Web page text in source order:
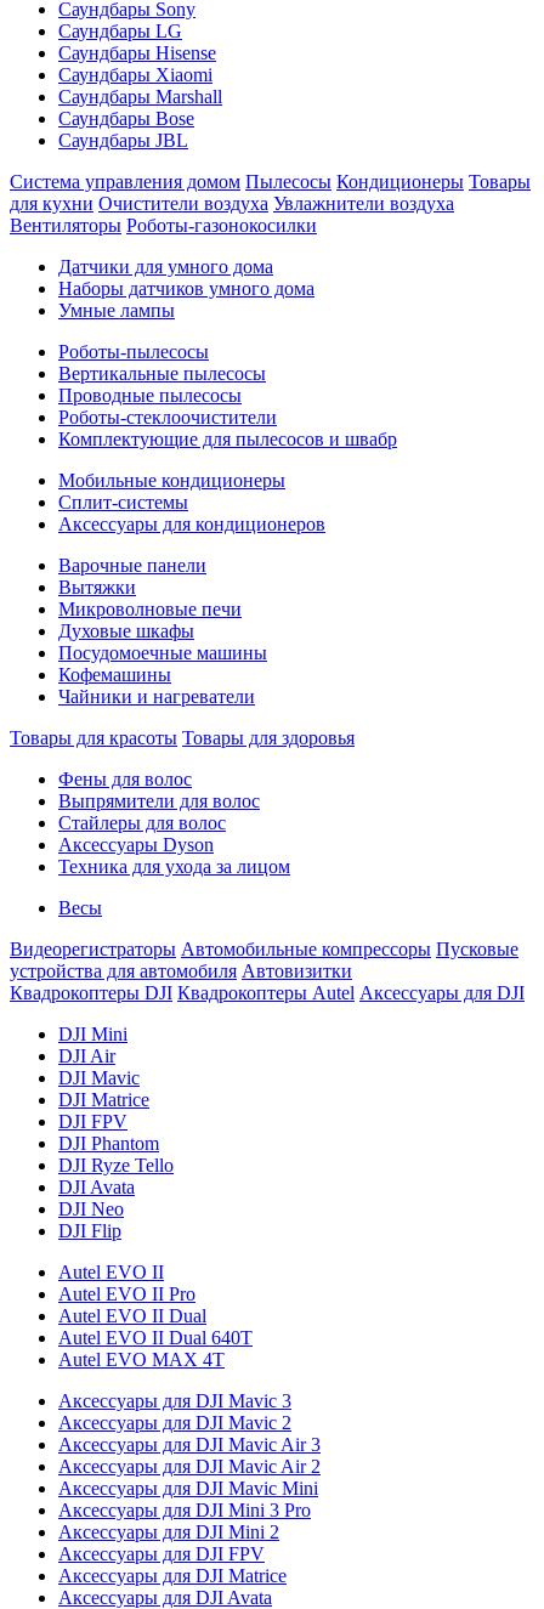
Саундбары Sony
Саундбары LG
Саундбары Hisense
Саундбары Xiaomi
Саундбары Marshall
Саундбары Bose
Саундбары JBL
Система управления домом Пылесосы Кондиционеры Товары
для кухни Очистители воздуха Увлажнители воздуха
Вентиляторы Роботы-газонокосилки
Датчики для умного дома
Наборы датчиков умного дома
Умные лампы
Роботы-пылесосы
Вертикальные пылесосы
Проводные пылесосы
Роботы-стеклоочистители
Комплектующие для пылесосов и швабр
Мобильные кондиционеры
Сплит-системы
Аксессуары для кондиционеров
Варочные панели
Вытяжки
Микроволновые печи
Духовые шкафы
Посудомоечные машины
Кофемашины
Чайники и нагреватели
Товары для красоты Товары для здоровья
Фены для волос
Выпрямители для волос
Стайлеры для волос
Аксессуары Dyson
Техника для ухода за лицом
Весы
Видеорегистраторы Автомобильные компрессоры Пусковые
устройства для автомобиля Автовизитки
Квадрокоптеры DJI Квадрокоптеры Autel Аксессуары для DJI
DJI Mini
DJI Air
DJI Mavic
DJI Matrice
DJI FPV
DJI Phantom
DJI Ryze Tello
DJI Avata
DJI Neo
DJI Flip
Autel EVO II
Autel EVO II Pro
Autel EVO II Dual
Autel EVO II Dual 640T
Autel EVO MAX 4T
Аксессуары для DJI Mavic 3
Аксессуары для DJI Mavic 2
Аксессуары для DJI Mavic Air 3
Аксессуары для DJI Mavic Air 2
Аксессуары для DJI Mavic Mini
Аксессуары для DJI Mini 3 Pro
Аксессуары для DJI Mini 2
Аксессуары для DJI FPV
Аксессуары для DJI Matrice
Аксессуары для DJI Avata